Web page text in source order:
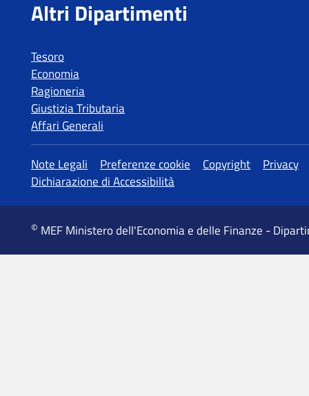
Tesoro
Economia
Ragioneria
Giustizia Tributaria
Affari Generali
MEF Ministero dell'Economia e delle Finanze -